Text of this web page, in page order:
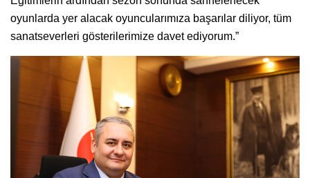
oyunlarda yer alacak oyuncularımıza başarılar diliyor, tüm
sanatseverleri gösterilerimize davet ediyorum.”